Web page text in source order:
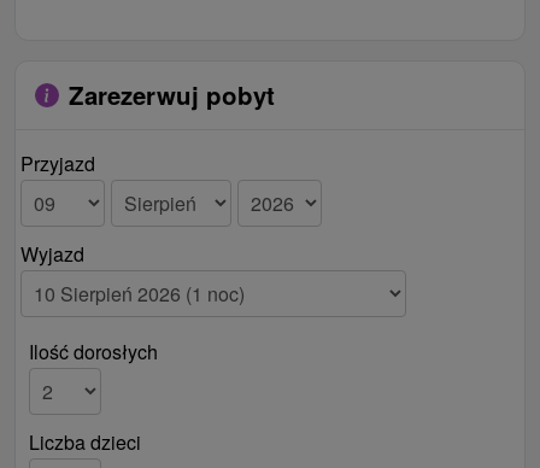
Zarezerwuj pobyt
Przyjazd
Wyjazd
Ilość dorosłych
Liczba dzieci